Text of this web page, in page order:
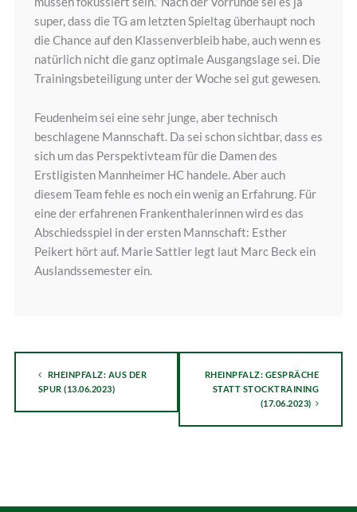
super, dass die TG am letzten Spieltag überhaupt noch
die Chance auf den Klassenverbleib habe, auch wenn es
natürlich nicht die ganz optimale Ausgangslage sei. Die
Trainingsbeteiligung unter der Woche sei gut gewesen.
Feudenheim sei eine sehr junge, aber technisch
beschlagene Mannschaft. Da sei schon sichtbar, dass es
sich um das Perspektivteam für die Damen des
Erstligisten Mannheimer HC handele. Aber auch
diesem Team fehle es noch ein wenig an Erfahrung. Für
eine der erfahrenen Frankenthalerinnen wird es das
Abschiedsspiel in der ersten Mannschaft: Esther
Peikert hört auf. Marie Sattler legt laut Marc Beck ein
Auslandssemester ein.
RHEINPFALZ: AUS DER
SPUR (13.06.2023)
RHEINPFALZ: GESPRÄCHE
STATT STOCKTRAINING
(17.06.2023)